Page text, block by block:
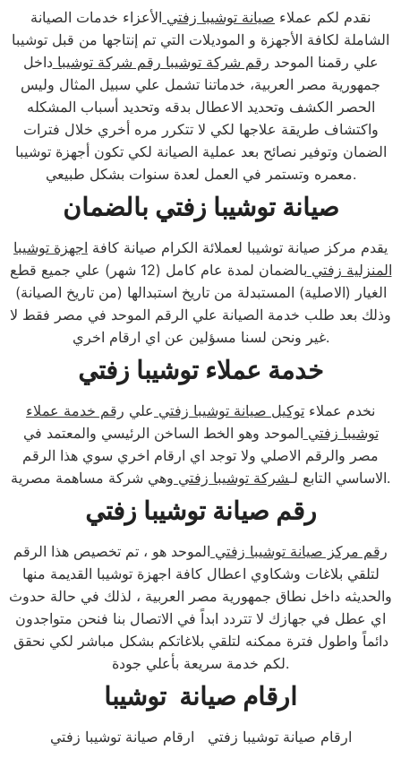
نقدم لكم عملاء صيانة توشيبا زفتي الأعزاء خدمات الصيانة
الشاملة لكافة الأجهزة و الموديلات التي تم إنتاجها من قبل توشيبا
علي رقمنا الموحد رقم شركة توشيبا رقم شركة توشيباداخل
جمهورية مصر العربية، خدماتنا تشمل علي سبيل المثال وليس
الحصر الكشف وتحديد الاعطال بدقه وتحديد أسباب المشكله
واكتشاف طريقة علاجها لكي لا تتكرر مره أخري خلال فترات
الضمان وتوفير نصائح بعد عملية الصيانة لكي تكون أجهزة توشيبا
معمره وتستمر في العمل لعدة سنوات بشكل طبيعي.
صيانة توشيبا زفتي بالضمان
يقدم مركز صيانة توشيبا لعملائة الكرام صيانة كافة اجهزة توشيبا
المنزلية زفتي
بالضمان لمدة عام كامل (12 شهر) علي جميع قطع
الغيار (الاصلية) المستبدلة من تاريخ استبدالها (من تاريخ الصيانة)
وذلك بعد طلب خدمة الصيانة علي الرقم الموحد في مصر فقط لا
غير ونحن لسنا مسؤلين عن اي ارقام اخري.
خدمة عملاء توشيبا زفتي
نخدم عملاء توكيل صيانة توشيبا زفتي علي رقم خدمة عملاء
توشيبا زفتي الموحد وهو الخط الساخن الرئيسي والمعتمد في
مصر والرقم الاصلي ولا توجد اي ارقام اخري سوي هذا الرقم
الاساسي التابع لـشركة توشيبا زفتي وهي شركة مساهمة مصرية.
رقم صيانة توشيبا زفتي
رقم مركز صيانة توشيبا زفتي الموحد هو ، تم تخصيص هذا الرقم
لتلقي بلاغات وشكاوي اعطال كافة اجهزة توشيبا القديمة منها
والحديثه داخل نطاق جمهورية مصر العربية ، لذلك في حالة حدوث
اي عطل في جهازك لا تتردد ابداً في الاتصال بنا فنحن متواجدون
دائماً واطول فترة ممكنه لتلقي بلاغاتكم بشكل مباشر لكي نحقق
لكم خدمة سريعة بأعلي جودة.
ارقام صيانة توشيبا
ارقام صيانة توشيبا زفتي ارقام صيانة توشيبا زفتي